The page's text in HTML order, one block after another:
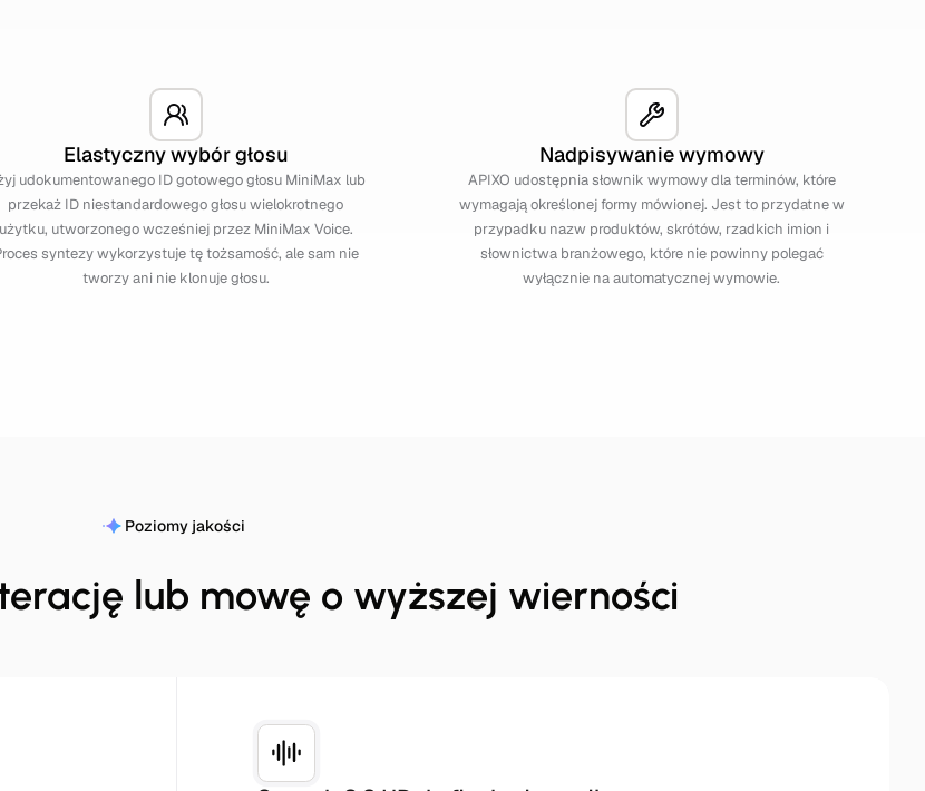
Elastyczny wybór głosu
udokumentowanego ID gotowego głosu MiniMax lub
przekaż ID niestandardowego głosu wielokrotnego
użytku, utworzonego wcześniej przez MiniMax Voice.
syntezy wykorzystuje tę tożsamość, ale sam nie
tworzy ani nie klonuje głosu.
Nadpisywanie wymowy
APIXO udostępnia słownik wymowy dla terminów, które
wymagają określonej formy mówionej. Jest to przydatne w
przypadku nazw produktów, skrótów, rzadkich imion i
słownictwa branżowego, które nie powinny polegać
wyłącznie na automatycznej wymowie.
Poziomy jakości
lub mowę o wyższej wierności